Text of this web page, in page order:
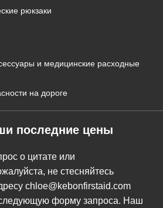
рюкзаки
и медицинские расходные
на дороге
последние цены
о цитате или
не стесняйтесь
chloe@kebonfirstaid.com
следующую форму запроса. Наш